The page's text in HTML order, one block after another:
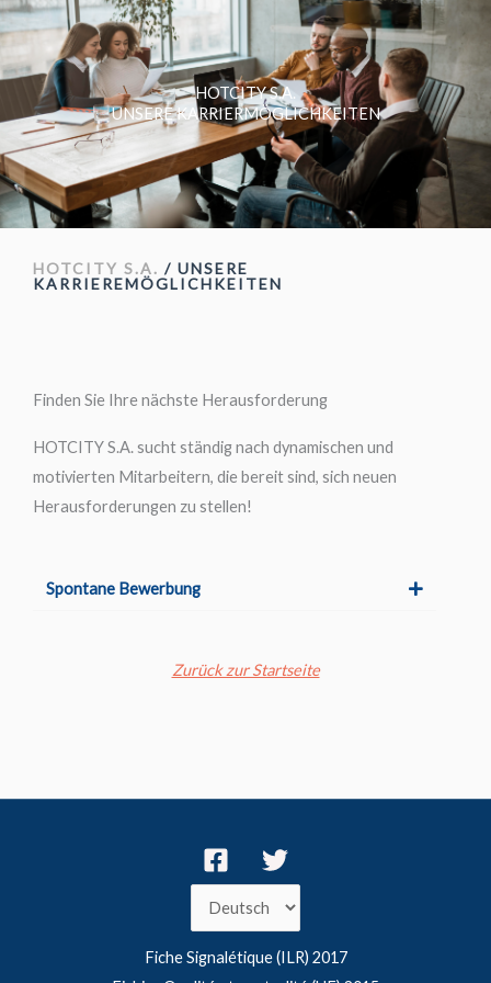
Zum
Inhalt
springen
HOTCITY S.A.
UNSERE KARRIERMÖGLICHKEITEN
HOTCITY S.A. / UNSERE
KARRIEREMÖGLICHKEITEN
Finden Sie Ihre nächste Herausforderung
HOTCITY S.A. sucht ständig nach dynamischen und
motivierten Mitarbeitern, die bereit sind, sich neuen
Herausforderungen zu stellen!
Spontane Bewerbung
Zurück zur Startseite
Sprache
auswählen
Fiche Signalétique (ILR) 2017